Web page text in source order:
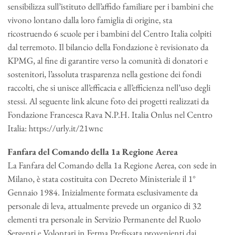
sensibilizza sull’istituto dell’affido familiare per i bambini che
vivono lontano dalla loro famiglia di origine, sta
ricostruendo 6 scuole per i bambini del Centro Italia colpiti
dal terremoto. Il bilancio della Fondazione è revisionato da
KPMG, al fine di garantire verso la comunità di donatori e
sostenitori, l’assoluta trasparenza nella gestione dei fondi
raccolti, che si unisce all’efficacia e all’efficienza nell’uso degli
stessi. Al seguente link alcune foto dei progetti realizzati da
Fondazione Francesca Rava N.P.H. Italia Onlus nel Centro
Italia: https://urly.it/21wnc
Fanfara del Comando della 1a Regione Aerea
La Fanfara del Comando della 1a Regione Aerea, con sede in
Milano, è stata costituita con Decreto Ministeriale il 1°
Gennaio 1984. Inizialmente formata esclusivamente da
personale di leva, attualmente prevede un organico di 32
elementi tra personale in Servizio Permanente del Ruolo